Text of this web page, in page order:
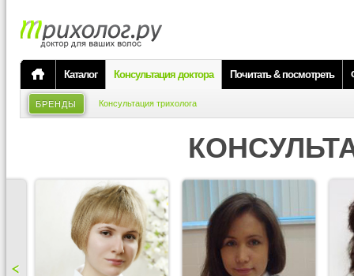
Каталог Консультация доктора Почитать & посмотреть
БРЕНДЫ Консультация трихолога